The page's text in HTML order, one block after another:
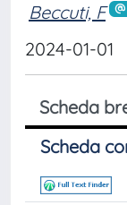
Beccuti, F
2024-01-01
Scheda
Scheda